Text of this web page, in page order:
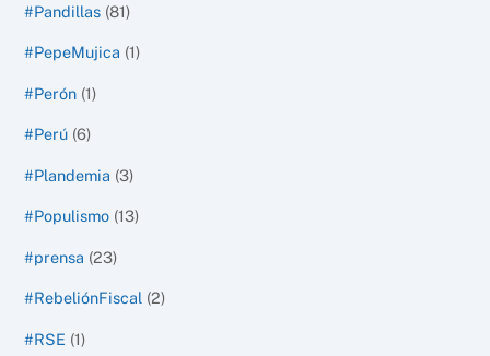
#Pandillas (81)
#PepeMujica (1)
#Perón (1)
#Perú (6)
#Plandemia (3)
#Populismo (13)
#prensa (23)
#RebeliónFiscal (2)
#RSE (1)